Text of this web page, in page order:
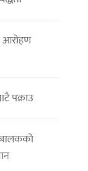
आरोहण
पक्राउ
बालकको